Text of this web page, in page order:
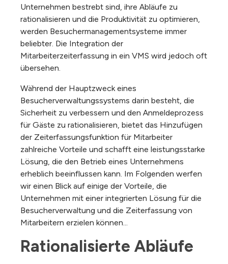
Unternehmen bestrebt sind, ihre Abläufe zu
rationalisieren und die Produktivität zu optimieren,
werden Besuchermanagementsysteme immer
beliebter. Die Integration der
Mitarbeiterzeiterfassung in ein VMS wird jedoch oft
übersehen.
Während der Hauptzweck eines
Besucherverwaltungssystems darin besteht, die
Sicherheit zu verbessern und den Anmeldeprozess
für Gäste zu rationalisieren, bietet das Hinzufügen
der Zeiterfassungsfunktion für Mitarbeiter
zahlreiche Vorteile und schafft eine leistungsstarke
Lösung, die den Betrieb eines Unternehmens
erheblich beeinflussen kann. Im Folgenden werfen
wir einen Blick auf einige der Vorteile, die
Unternehmen mit einer integrierten Lösung für die
Besucherverwaltung und die Zeiterfassung von
Mitarbeitern erzielen können...
Rationalisierte Abläufe